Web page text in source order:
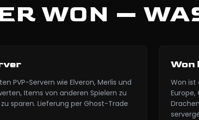
WON —
PVP-Servern wie Elveron, Merlis und
Items von anderen Spielern zu
sparen. Lieferung per Ghost-Trade
Won
Won ist